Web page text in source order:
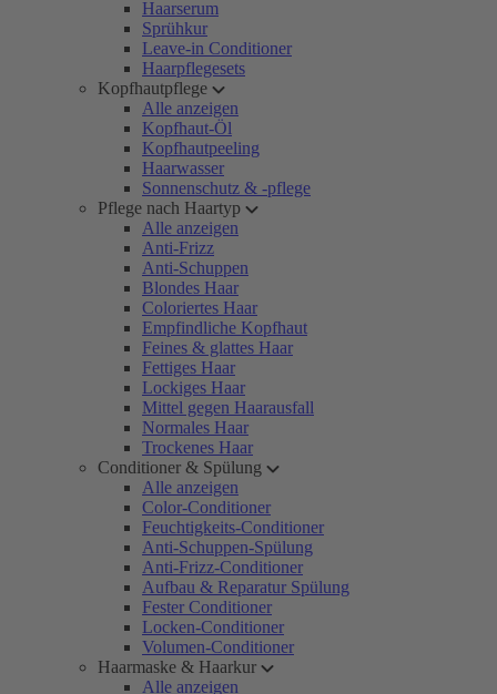
Haarserum
Sprühkur
Leave-in Conditioner
Haarpflegesets
Kopfhautpflege
Alle anzeigen
Kopfhaut-Öl
Kopfhautpeeling
Haarwasser
Sonnenschutz & -pflege
Pflege nach Haartyp
Alle anzeigen
Anti-Frizz
Anti-Schuppen
Blondes Haar
Coloriertes Haar
Empfindliche Kopfhaut
Feines & glattes Haar
Fettiges Haar
Lockiges Haar
Mittel gegen Haarausfall
Normales Haar
Trockenes Haar
Conditioner & Spülung
Alle anzeigen
Color-Conditioner
Feuchtigkeits-Conditioner
Anti-Schuppen-Spülung
Anti-Frizz-Conditioner
Aufbau & Reparatur Spülung
Fester Conditioner
Locken-Conditioner
Volumen-Conditioner
Haarmaske & Haarkur
Alle anzeigen